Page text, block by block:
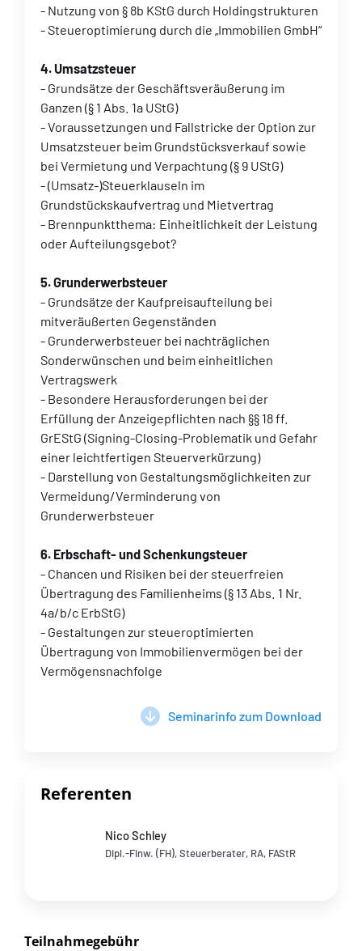
- Nutzung von § 8b KStG durch Holdingstrukturen
- Steueroptimierung durch die „Immobilien GmbH“
4. Umsatzsteuer
- Grundsätze der Geschäftsveräußerung im
Ganzen (§ 1 Abs. 1a UStG)
- Voraussetzungen und Fallstricke der Option zur
Umsatzsteuer beim Grundstücksverkauf sowie
bei Vermietung und Verpachtung (§ 9 UStG)
- (Umsatz-)Steuerklauseln im
Grundstückskaufvertrag und Mietvertrag
- Brennpunktthema: Einheitlichkeit der Leistung
oder Aufteilungsgebot?
5. Grunderwerbsteuer
- Grundsätze der Kaufpreisaufteilung bei
mitveräußerten Gegenständen
- Grunderwerbsteuer bei nachträglichen
Sonderwünschen und beim einheitlichen
Vertragswerk
- Besondere Herausforderungen bei der
Erfüllung der Anzeigepflichten nach §§ 18 ff.
GrEStG (Signing-Closing-Problematik und Gefahr
einer leichtfertigen Steuerverkürzung)
- Darstellung von Gestaltungsmöglichkeiten zur
Vermeidung/Verminderung von
Grunderwerbsteuer
6. Erbschaft- und Schenkungsteuer
- Chancen und Risiken bei der steuerfreien
Übertragung des Familienheims (§ 13 Abs. 1 Nr.
4a/b/c ErbStG)
- Gestaltungen zur steueroptimierten
Übertragung von Immobilienvermögen bei der
Vermögensnachfolge
Seminarinfo zum Download
Referenten
Nico Schley
Dipl.-Finw. (FH), Steuerberater, RA, FAStR
Teilnahmegebühr